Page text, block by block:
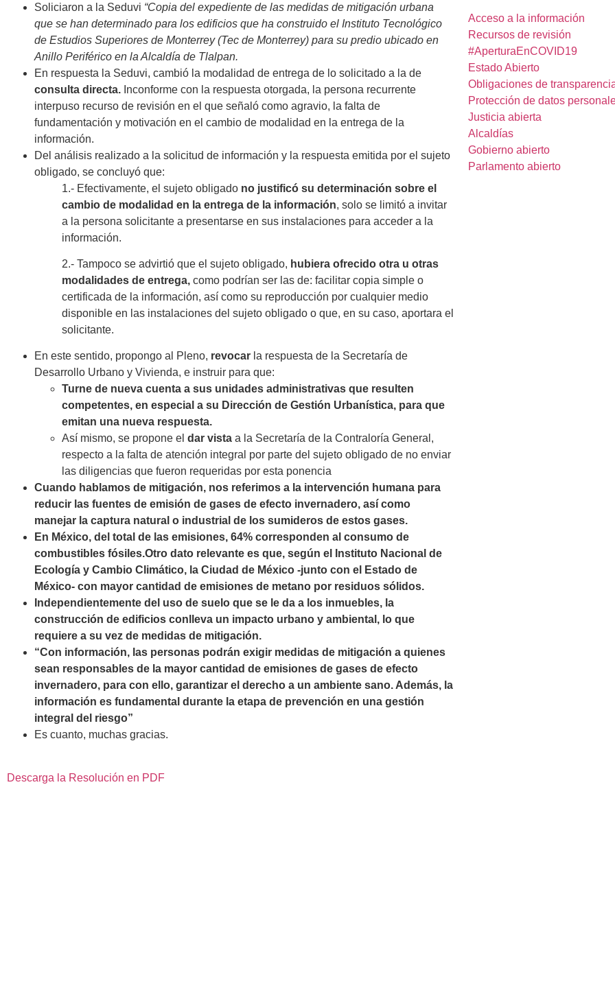
Soliciaron a la Seduvi “Copia del expediente de las medidas de mitigación urbana
que se han determinado para los edificios que ha construido el Instituto Tecnológico
de Estudios Superiores de Monterrey (Tec de Monterrey) para su predio ubicado en
Anillo Periférico en la Alcaldía de Tlalpan.
En respuesta la Seduvi, cambió la modalidad de entrega de lo solicitado a la de
consulta directa. Inconforme con la respuesta otorgada, la persona recurrente
interpuso recurso de revisión en el que señaló como agravio, la falta de
fundamentación y motivación en el cambio de modalidad en la entrega de la
información.
Del análisis realizado a la solicitud de información y la respuesta emitida por el sujeto
obligado, se concluyó que:
1.- Efectivamente, el sujeto obligado no justificó su determinación sobre el
cambio de modalidad en la entrega de la información, solo se limitó a invitar
a la persona solicitante a presentarse en sus instalaciones para acceder a la
información.
2.- Tampoco se advirtió que el sujeto obligado, hubiera ofrecido otra u otras
modalidades de entrega, como podrían ser las de: facilitar copia simple o
certificada de la información, así como su reproducción por cualquier medio
disponible en las instalaciones del sujeto obligado o que, en su caso, aportara el
solicitante.
En este sentido, propongo al Pleno, revocar la respuesta de la Secretaría de
Desarrollo Urbano y Vivienda, e instruir para que:
Turne de nueva cuenta a sus unidades administrativas que resulten
competentes, en especial a su Dirección de Gestión Urbanística, para que
emitan una nueva respuesta.
Así mismo, se propone el dar vista a la Secretaría de la Contraloría General,
respecto a la falta de atención integral por parte del sujeto obligado de no enviar
las diligencias que fueron requeridas por esta ponencia
Cuando hablamos de mitigación, nos referimos a la intervención humana para
reducir las fuentes de emisión de gases de efecto invernadero, así como
manejar la captura natural o industrial de los sumideros de estos gases.
En México, del total de las emisiones, 64% corresponden al consumo de
combustibles fósiles.Otro dato relevante es que, según el Instituto Nacional de
Ecología y Cambio Climático, la Ciudad de México -junto con el Estado de
México- con mayor cantidad de emisiones de metano por residuos sólidos.
Independientemente del uso de suelo que se le da a los inmuebles, la
construcción de edificios conlleva un impacto urbano y ambiental, lo que
requiere a su vez de medidas de mitigación.
“Con información, las personas podrán exigir medidas de mitigación a quienes
sean responsables de la mayor cantidad de emisiones de gases de efecto
invernadero, para con ello, garantizar el derecho a un ambiente sano. Además, la
información es fundamental durante la etapa de prevención en una gestión
integral del riesgo”
Es cuanto, muchas gracias.
Descarga la Resolución en PDF
Acceso a la información
Recursos de revisión
#AperturaEnCOVID19
Estado Abierto
Obligaciones de
Protección de datos
Justicia abierta
Alcaldías
Gobierno abierto
Parlamento abierto